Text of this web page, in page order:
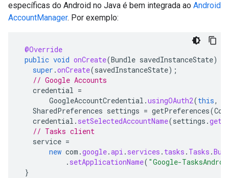
específicas do Android no Java é bem integrada ao Android
AccountManager. Por exemplo:
@Override
public void onCreate(Bundle savedInstanceState)
super .onCreate(savedInstanceState);
// Google Accounts
credential =
GoogleAccountCredential .usingOAuth2(this,
SharedPreferences settings = getPreferences(
credential . setSelectedAccountName(settings .
// Tasks client
service =
new com .google.api . services . tasks . Tasks .
. setApplicationName( "Google-
}